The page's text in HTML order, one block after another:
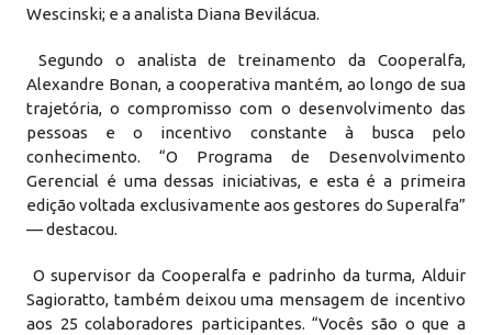
Wescinski; e a analista Diana Bevilácua.
Segundo o analista de treinamento da Cooperalfa,
Alexandre Bonan, a cooperativa mantém, ao longo de sua
trajetória, o compromisso com o desenvolvimento das
pessoas e o incentivo constante à busca pelo
conhecimento. “O Programa de Desenvolvimento
Gerencial é uma dessas iniciativas, e esta é a primeira
edição voltada exclusivamente aos gestores do Superalfa”
— destacou.
O supervisor da Cooperalfa e padrinho da turma, Alduir
Sag ioratto, também deixou uma mensagem de incentivo
aos 25 colaboradores participantes. “Vocês são o que a